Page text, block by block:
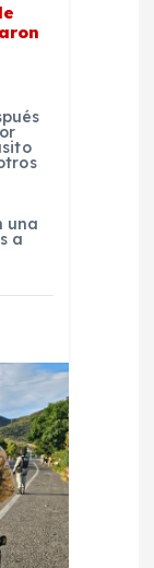
una
a